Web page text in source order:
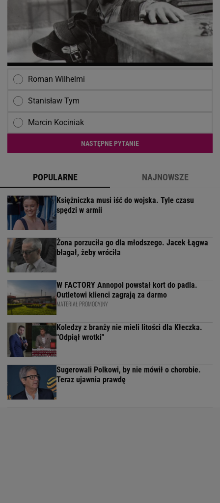
Roman Wilhelmi
Stanisław Tym
Marcin Kociniak
NASTĘPNE PYTANIE
POPULARNE NAJNOWSZE
Księżniczka musi iść do wojska. Tyle czasu
spędzi w armii
Żona porzuciła go dla młodszego. Jacek Łągwa
błagał, żeby wróciła
W FACTORY Annopol powstał kort do padla.
Outletowi klienci zagrają za darmo
MATERIAŁ PROMOCYJNY
Koledzy z branży nie mieli litości dla Kłeczka.
"Odpiął wrotki"
Sugerowali Polkowi, by nie mówił o chorobie.
Teraz ujawnia prawdę